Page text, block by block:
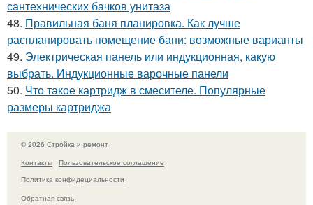
сантехнических бачков унитаза
48. Правильная баня планировка. Как лучше
распланировать помещение бани: возможные варианты
49. Электрическая панель или индукционная, какую
выбрать. Индукционные варочные панели
50. Что такое картридж в смесителе. Популярные
размеры картриджа
© 2026 Стройка и ремонт
Контакты
Пользовательское соглашение
Политика конфидециальности
Обратная связь